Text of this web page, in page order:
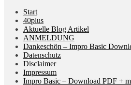
Start
40plus
Aktuelle Blog Artikel
ANMELDUNG
Dankeschön – Impro Basic
Datenschutz
Disclaimer
Impressum
Impro Basic – Download PDF +